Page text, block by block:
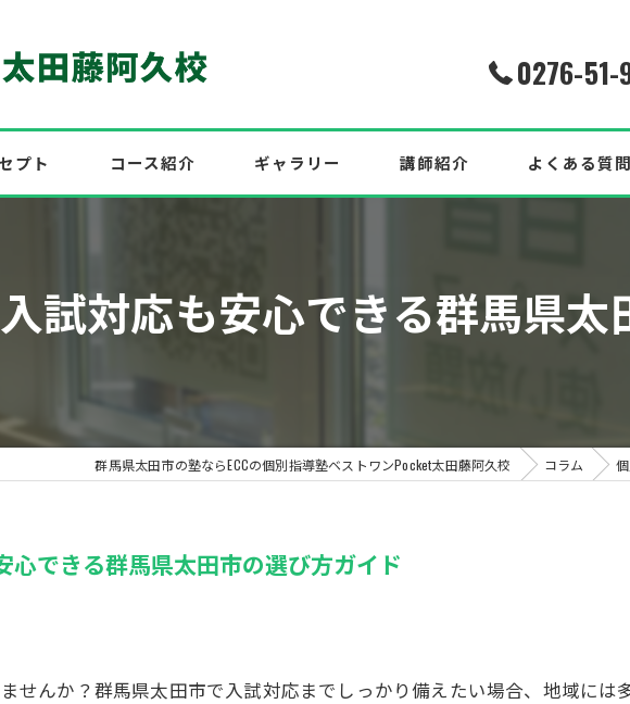
0276-51-
必見！模試実施中！
プト コース紹介 ギャラリー 講師紹介 よくある質問
試対応も安心できる群馬県太
群馬県太田市の塾ならECCの個別指導塾ベストワンPocket太田藤阿久校 コラム
心できる群馬県太田市の選び方ガイド
せんか？群馬県太田市で入試対応までしっかり備えたい場合、地域には